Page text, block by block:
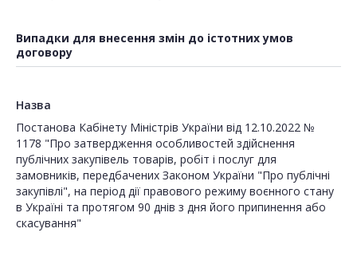
Випадки для внесення змін до істотних умов
договору
Назва
Постанова Кабінету Міністрів України від 12.10.2022 №
1178 "Про затвердження особливостей здійснення
публічних закупівель товарів, робіт і послуг для
замовників, передбачених Законом України "Про публічні
закупівлі", на період дії правового режиму воєнного стану
в Україні та протягом 90 днів з дня його припинення або
скасування"